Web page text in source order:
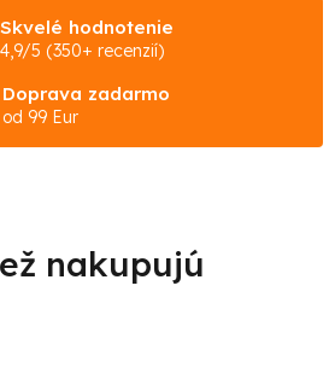
Skvelé hodnotenie
4,9/5 (350+ recenzií)
Doprava zadarmo
od 99 Eur